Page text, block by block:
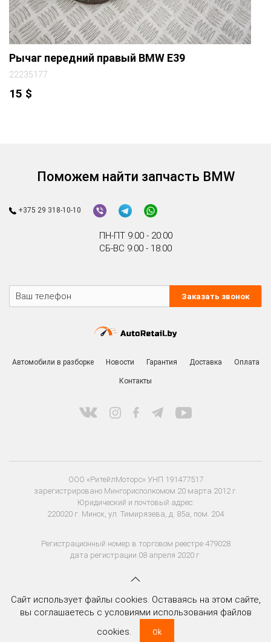
Рычаг передний правый BMW E39
22235177
15 $
Поможем найти запчасть BMW
+375 29 318-10-10
ПН-ПТ 9:00 - 20:00
СБ-ВС 9:00 - 18:00
Заказать звонок
Автомобили в разборке Новости Гарантия Доставка Оплата
Контакты
ООО «РитейлМоторс» УНП 191477517
зарегистрировано Мингорисполкомом 20 марта 2012 г.
Юридический и почтовый адрес:
220020 г. Минск, ул. Тимирязева, д. 85а, пом. 204
Регистрационный номер в торговом реестре 479028
дата регистрации 08 апреля 2020 г.
Сайт использует файлы cookies. Оставаясь на этом сайте,
вы соглашаетесь с условиями использования файлов
cookies.
Ok